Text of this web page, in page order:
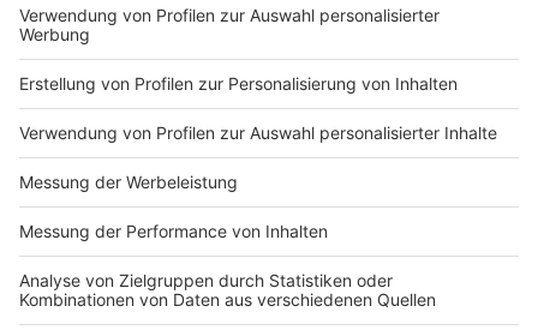
Extraklasse. Feinste Küche, die man überall genießen
kann. Serviert in eurem Lieblingsradio. Bon Appetit -
oder wie Nelson es sagt: "Macht nix, wenn's
Nelson Müller live erleben? Hier gibt esInfos zu den
Terminen.
Anzeige